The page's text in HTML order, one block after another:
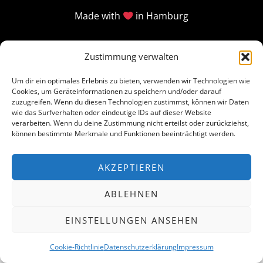
Zustimmung verwalten
Um dir ein optimales Erlebnis zu bieten, verwenden wir Technologien wie
Cookies, um Geräteinformationen zu speichern und/oder darauf
zuzugreifen. Wenn du diesen Technologien zustimmst, können wir Daten
wie das Surfverhalten oder eindeutige IDs auf dieser Website
verarbeiten. Wenn du deine Zustimmung nicht erteilst oder zurückziehst,
können bestimmte Merkmale und Funktionen beeinträchtigt werden.
AKZEPTIEREN
ABLEHNEN
EINSTELLUNGEN ANSEHEN
Cookie-RichtlinieDatenschutzerklärungImpressum
Made with in Hamburg